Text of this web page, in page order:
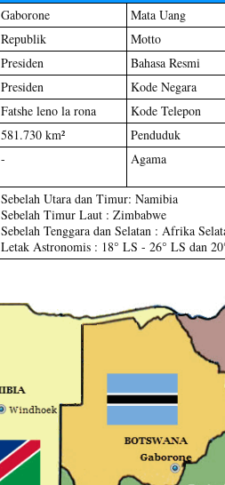
Gaborone Mata Uang
Republik Motto
Presiden Bahasa Resmi
Presiden Kode Negara
Fatshe leno la rona Kode Telepon
581.730 km² Penduduk
- Agama
Sebelah Utara dan Timur: Namibia
Sebelah Timur Laut : Zimbabwe
Sebelah Tenggara dan Selatan : Afrika
Letak Astronomis : 18° LS - 26° LS dan